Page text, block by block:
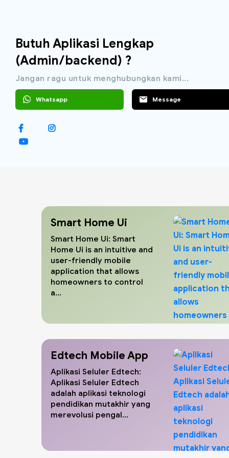
Butuh Aplikasi Lengkap
(Admin/backend) ?
Jangan ragu untuk menghubungkan kami...
Whatsapp Message
Smart Home Ui
Smart Home Ui: Smart
Home Ui is an intuitive and
user-friendly mobile
application that allows
homeowners to control
a...
Edtech Mobile App
Aplikasi Seluler Edtech:
Aplikasi Seluler Edtech
adalah aplikasi teknologi
pendidikan mutakhir yang
merevolusi pengal...